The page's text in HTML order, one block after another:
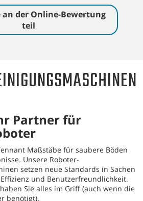
an der Online-Bewertung
teil
Partner für
Maßstäbe für saubere Böden
Unsere Roboter-
setzen neue Standards in Sachen
und Benutzerfreundlichkeit.
Sie alles im Griff (auch wenn die
benötigt).